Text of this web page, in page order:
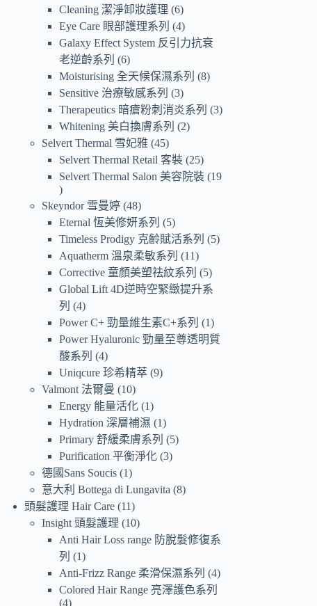
Cleaning 潔淨卸妝護理 6
Eye Care 眼部護理系列
4
Galaxy Effect System 反引力抗衰
老逆齡系列
6
Moisturising 全天候保濕系列
8
Sensitive 治療敏感系列
3
Therapeutics 暗瘡粉刺消炎系列
3
Whitening 美白換膚系列
2
Selvert Thermal 雪妃雅 45
Selvert Thermal Retail 客裝 25
Selvert Thermal Salon 美容院裝 19
Skeyndor 雪曼婷 48
Eternal 恆美修妍系列
5
Timeless Prodigy 克齡賦活系列
5
Aquatherm 溫泉柔敏系列
11
Corrective 童顏美塑祛紋系列
5
Global Lift 4D逆時空緊緻提升系
列
4
Power C+ 勁量維生素C+系列
1
Power Hyaluronic 勁量至尊透明質
酸系列
4
Uniqcure 珍希精萃 9
Valmont 法爾曼
10
Energy 能量活化 1
Hydration 深層補濕
1
Primary 舒緩柔膚系列
5
Purification 平衡淨化 3
德國Sans Soucis 1
意大利 Bottega di Lungavita 8
頭髮護理 Hair Care 11
Insight 頭髮護理
10
Anti Hair Loss range 防脫髮修復系
列
1
Anti-Frizz Range 柔滑保濕系列
4
Colored Hair Range 亮澤護色系列
4